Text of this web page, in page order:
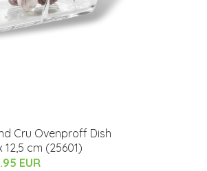
Cru Ovenproff Dish
12,5 cm (25601)
EUR